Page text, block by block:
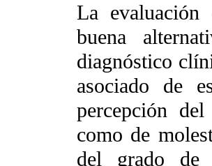
La evaluación
buena
diagnóstico
asociado de
percepción
como de
del grado de